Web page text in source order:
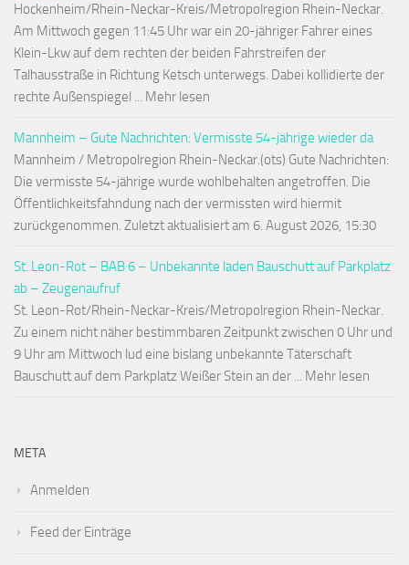
Hockenheim/Rhein-Neckar-Kreis/Metropolregion Rhein-Neckar.
Am Mittwoch gegen 11:45 Uhr war ein 20-jähriger Fahrer eines
Klein-Lkw auf dem rechten der beiden Fahrstreifen der
Talhausstraße in Richtung Ketsch unterwegs. Dabei kollidierte der
rechte Außenspiegel ... Mehr lesen
Mannheim – Gute Nachrichten: Vermisste 54-jährige wieder da
Mannheim / Metropolregion Rhein-Neckar.(ots) Gute Nachrichten:
Die vermisste 54-jährige wurde wohlbehalten angetroffen. Die
Öffentlichkeitsfahndung nach der vermissten wird hiermit
zurückgenommen. Zuletzt aktualisiert am 6. August 2026, 15:30
St. Leon-Rot – BAB 6 – Unbekannte laden Bauschutt auf Parkplatz
ab – Zeugenaufruf
St. Leon-Rot/Rhein-Neckar-Kreis/Metropolregion Rhein-Neckar.
Zu einem nicht näher bestimmbaren Zeitpunkt zwischen 0 Uhr und
9 Uhr am Mittwoch lud eine bislang unbekannte Täterschaft
Bauschutt auf dem Parkplatz Weißer Stein an der ... Mehr lesen
META
Anmelden
Feed der Einträge